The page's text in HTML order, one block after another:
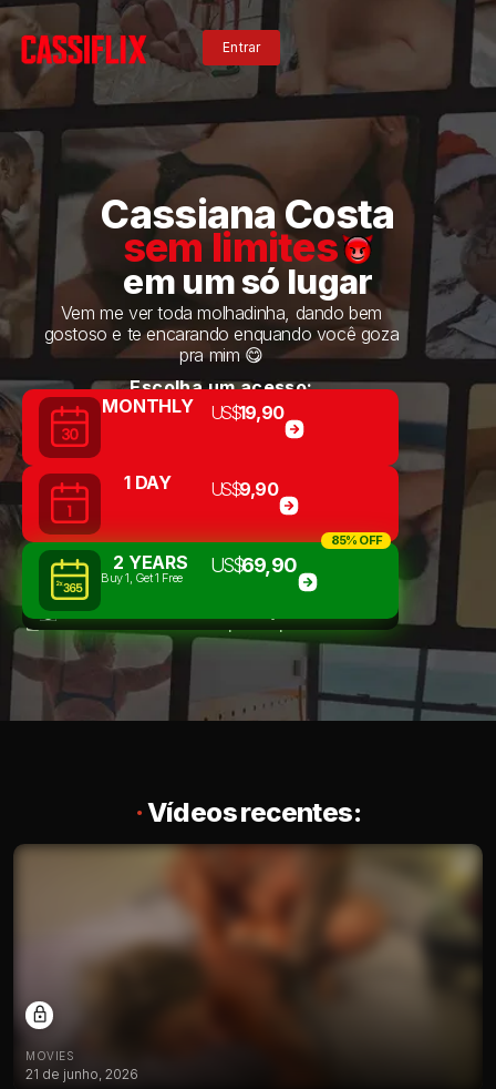
Entrar
Cassiana Costa
sem limites
em um só lugar
Vem me ver toda molhadinha, dando bem
gostoso e te encarando enquando você goza
pra mim 😋
Escolha um acesso:
MONTHLY
US$19,90
1 DAY US$9,90
85% OFF
2 YEARS
Buy 1, Get 1 Free
US$69,90
VIP GROUP
Acesso imediato · Cancele quando quiser
·Vídeos recentes:
MOVIES
21 de junho, 2026
Entrar